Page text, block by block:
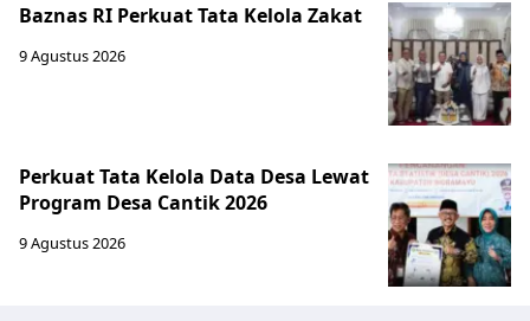
Baznas RI Perkuat Tata Kelola Zakat
9 Agustus 2026
Perkuat Tata Kelola Data Desa Lewat
Program Desa Cantik 2026
9 Agustus 2026